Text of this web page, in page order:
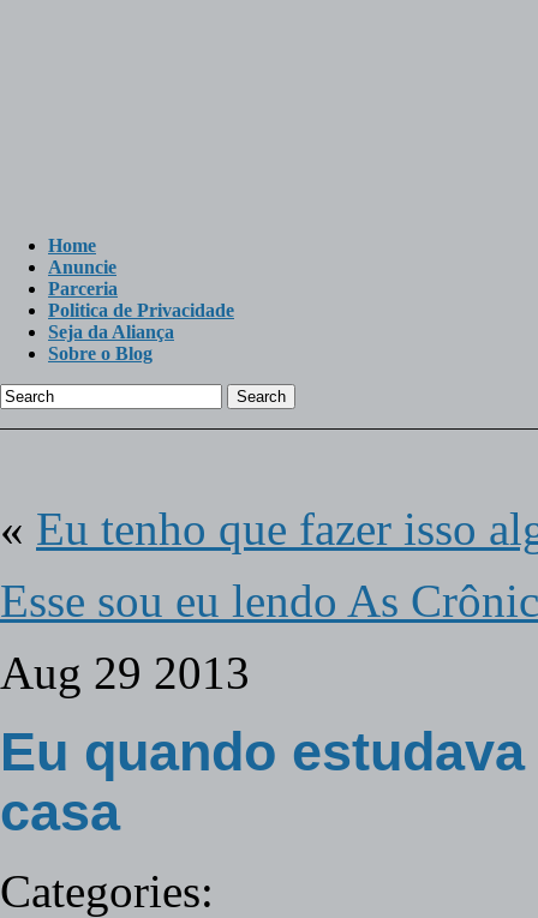
Home
Anuncie
Parceria
Politica de Privacidade
Seja da Aliança
Sobre o Blog
Search
« Eu tenho que fazer isso
Esse sou eu lendo As
Aug 29 2013
Eu quando
casa
Categories: